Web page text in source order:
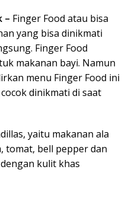
– Finger Food atau bisa
yang bisa dinikmati
Finger Food
makanan bayi. Namun
menu Finger Food ini
dinikmati di saat
yaitu makanan ala
tomat, bell pepper dan
kulit khas